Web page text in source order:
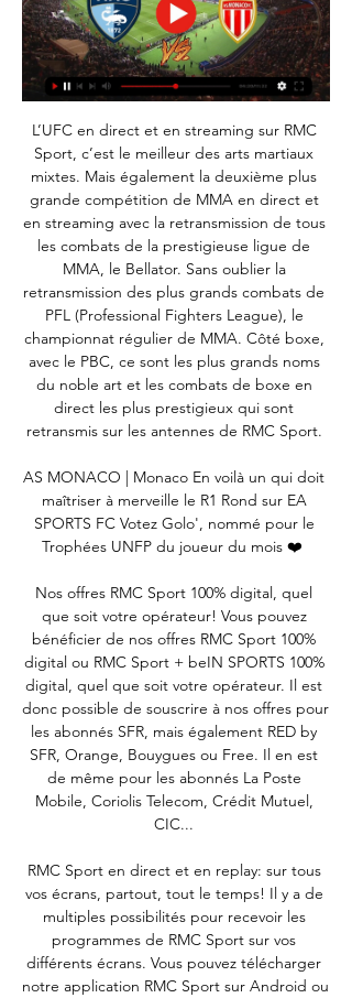
L’UFC en direct et en streaming sur RMC
Sport, c’est le meilleur des arts martiaux
mixtes. Mais également la deuxième plus
grande compétition de MMA en direct et
en streaming avec la retransmission de tous
les combats de la prestigieuse ligue de
MMA, le Bellator. Sans oublier la
retransmission des plus grands combats de
PFL (Professional Fighters League), le
championnat régulier de MMA. Côté boxe,
avec le PBC, ce sont les plus grands noms
du noble art et les combats de boxe en
direct les plus prestigieux qui sont
retransmis sur les antennes de RMC Sport.
AS MONACO | Monaco En voilà un qui doit
maîtriser à merveille le R1 Rond sur EA
SPORTS FC Votez Golo', nommé pour le
Trophées UNFP du joueur du mois ❤️
Nos offres RMC Sport 100% digital, quel
que soit votre opérateur! Vous pouvez
bénéficier de nos offres RMC Sport 100%
digital ou RMC Sport + beIN SPORTS 100%
digital, quel que soit votre opérateur. Il est
donc possible de souscrire à nos offres pour
les abonnés SFR, mais également RED by
SFR, Orange, Bouygues ou Free. Il en est
de même pour les abonnés La Poste
Mobile, Coriolis Telecom, Crédit Mutuel,
CIC...
RMC Sport en direct et en replay: sur tous
vos écrans, partout, tout le temps! Il y a de
multiples possibilités pour recevoir les
programmes de RMC Sport sur vos
différents écrans. Vous pouvez télécharger
notre application RMC Sport sur Android ou